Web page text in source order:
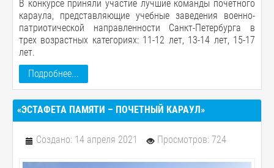
В конкурсе приняли участие лучшие команды почетного
караула, представляющие учебные заведения военно-
патриотической направленности Санкт-Петербурга в
трех возрастных категориях: 11-12 лет, 13-14 лет, 15-17
лет.
Подробнее...
«ЭСТАФЕТА ПАМЯТИ – ПОЧЕТНЫЙ КАРАУЛ»
Создано: 14 апреля 2021 Просмотров: 724